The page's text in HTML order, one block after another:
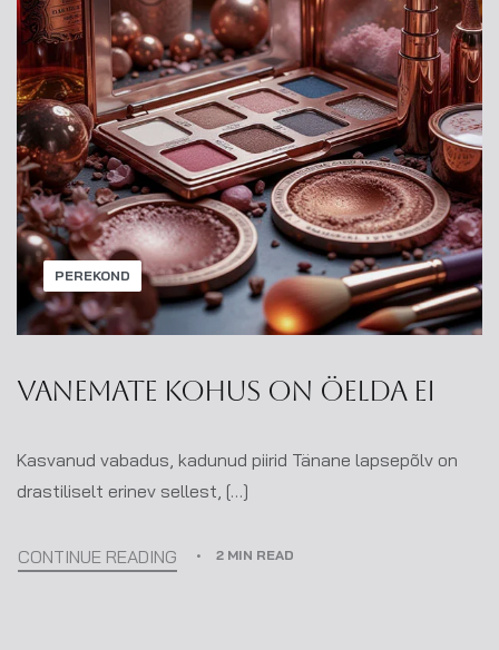
PEREKOND
Vanemate kohus on öelda ei
Kasvanud vabadus, kadunud piirid Tänane lapsepõlv on
drastiliselt erinev sellest, […]
CONTINUE READING 2 MIN READ